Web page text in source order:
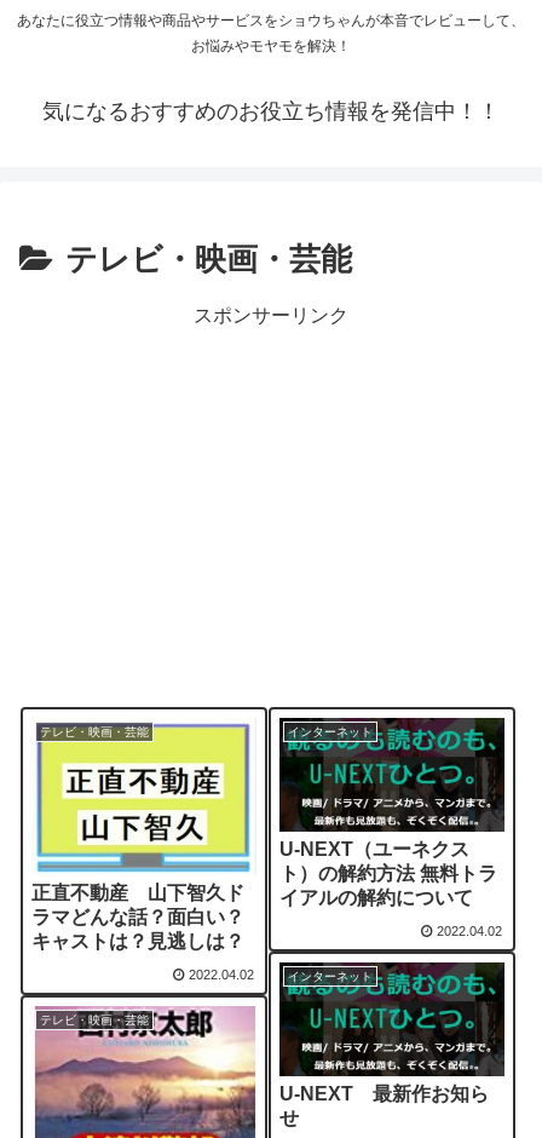
あなたに役立つ情報や商品やサービスをショウちゃんが本音でレビューして、
お悩みやモヤモを解決！
気になるおすすめのお役立ち情報を発信中！！
テレビ・映画・芸能
スポンサーリンク
テレビ・映画・芸能
正直不動産 山下智久ド
ラマどんな話？面白い？
キャストは？見逃しは？
2022.04.02
インターネット
U-NEXT（ユーネクス
ト）の解約方法 無料トラ
イアルの解約について
2022.04.02
インターネット
U-NEXT 最新作お知ら
せ
テレビ・映画・芸能